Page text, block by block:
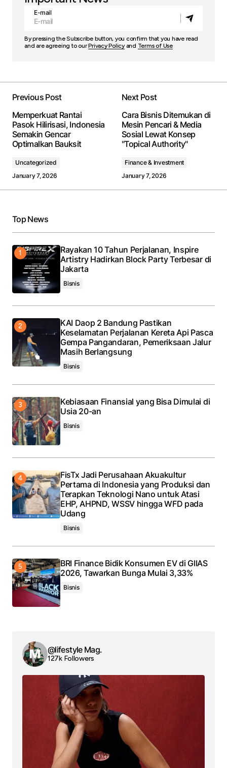
E-mail
By pressing the Subscribe button, you confirm that you have read
and are agreeing to ourPrivacy Policyand Terms of Use
Previous Post
Memperkuat Rantai
Pasok Hilirisasi, Indonesia
Semakin Gencar
Optimalkan Bauksit
Uncategorized
January 7, 2026
Next Post
Cara Bisnis Ditemukan di
Mesin Pencari & Media
Sosial Lewat Konsep
"Topical Authority"
Finance & Investment
January 7, 2026
Top News
Rayakan 10 Tahun Perjalanan, Inspire
Artistry Hadirkan Block Party Terbesar di
Jakarta
Bisnis
KAI Daop 2 Bandung Pastikan
Keselamatan Perjalanan Kereta Api Pasca
Gempa Pangandaran, Pemeriksaan Jalur
Masih Berlangsung
Bisnis
Kebiasaan Finansial yang Bisa Dimulai di
Usia 20-an
Bisnis
FisTx Jadi Perusahaan Akuakultur
Pertama di Indonesia yang Produksi dan
Terapkan Teknologi Nano untuk Atasi
EHP, AHPND, WSSV hingga WFD pada
Udang
Bisnis
BRI Finance Bidik Konsumen EV di GIIAS
2026, Tawarkan Bunga Mulai 3,33%
Bisnis
@lifestyle Mag.
127k Followers